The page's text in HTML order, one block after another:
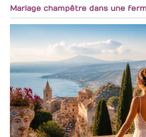
Mariage champêtre dans une